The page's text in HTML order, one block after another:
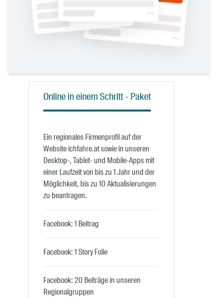
Online in einem Schritt - Paket
Ein regionales Firmenprofil auf der
Website ichfahre.at sowie in unseren
Desktop-, Tablet- und Mobile-Apps mit
einer Laufzeit von bis zu 1 Jahr und der
Möglichkeit, bis zu 10 Aktualisierungen
zu beantragen.
Facebook: 1 Beitrag
Facebook: 1 Story Folie
Facebook: 20 Beiträge in unseren
Regionalgruppen